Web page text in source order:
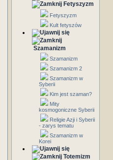
Fetyszyzm
Fetyszyzm
Kult fetyszów
Szamanizm
Szamanizm
Szamanizm 2
Szamanizm w
Syberii
Kim jest szaman?
Mity
kosmogoniczne Syberii
Religie Azji i Syberii
- zarys tematu
Szamanizm w
Korei
Totemizm